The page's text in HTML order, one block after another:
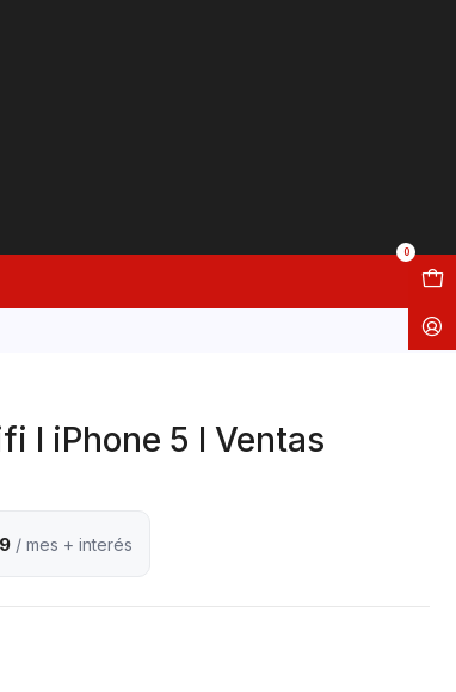
0
I iPhone 5 I Ventas
/ mes + interés